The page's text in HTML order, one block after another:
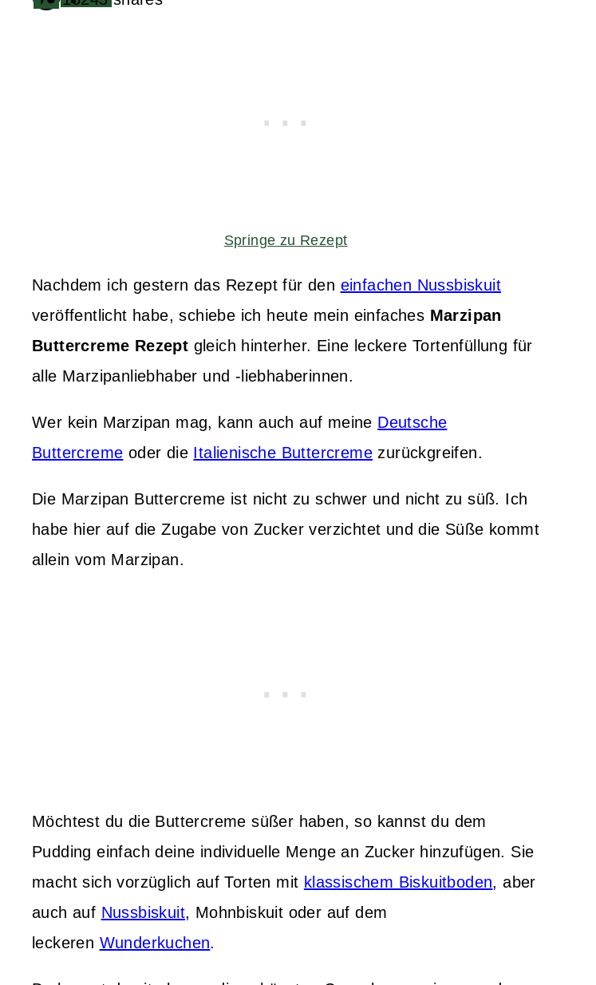
Springe zu Rezept
Nachdem ich gestern das Rezept für den einfachen Nussbiskuit
veröffentlicht habe, schiebe ich heute mein einfaches Marzipan
Buttercreme Rezept gleich hinterher. Eine leckere Tortenfüllung für
alle Marzipanliebhaber und -liebhaberinnen.
Wer kein Marzipan mag, kann auch auf meine Deutsche
Buttercreme oder die Italienische Buttercreme zurückgreifen.
Die Marzipan Buttercreme ist nicht zu schwer und nicht zu süß. Ich
habe hier auf die Zugabe von Zucker verzichtet und die Süße kommt
allein vom Marzipan.
Möchtest du die Buttercreme süßer haben, so kannst du dem
Pudding einfach deine individuelle Menge an Zucker hinzufügen. Sie
macht sich vorzüglich auf Torten mit klassischem Biskuitboden, aber
auch auf Nussbiskuit, Mohnbiskuit oder auf dem
leckeren Wunderkuchen.